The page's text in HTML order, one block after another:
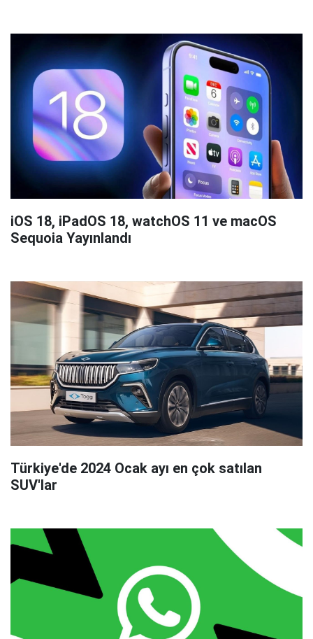
iOS 18, iPadOS 18, watchOS 11 ve macOS
Sequoia Yayınlandı
Türkiye'de 2024 Ocak ayı en çok satılan
SUV'lar